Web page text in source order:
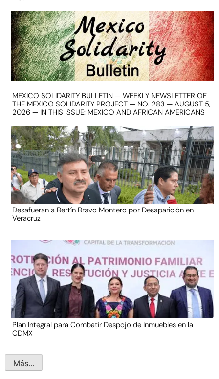
MEXICO SOLIDARITY BULLETIN — WEEKLY NEWSLETTER OF
THE MEXICO SOLIDARITY PROJECT — NO. 283 — AUGUST 5,
2026 — IN THIS ISSUE: MEXICO AND AFRICAN AMERICANS
Desafueran a Bertín Bravo Montero por Desaparición en
Veracruz
Plan Integral para Combatir Despojo de Inmuebles en la
CDMX
Más...